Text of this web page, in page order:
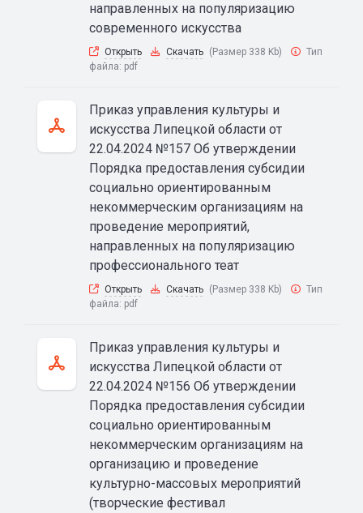
направленных на популяризацию
современного искусства
Открыть Скачать (Размер 338 Kb)
Тип
файла: pdf
Приказ управления культуры и
искусства Липецкой области от
22.04.2024 №157 Об утверждении
Порядка предоставления субсидии
социально ориентированным
некоммерческим организациям на
проведение мероприятий,
направленных на популяризацию
профессионального теат
Открыть Скачать (Размер 338 Kb)
Тип
файла: pdf
Приказ управления культуры и
искусства Липецкой области от
22.04.2024 №156 Об утверждении
Порядка предоставления субсидии
социально ориентированным
некоммерческим организациям на
организацию и проведение
культурно-массовых мероприятий
(творческие фестивал